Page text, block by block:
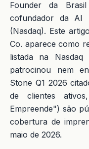
Founder da
cofundador da AI
(Nasdaq). Este
Co. aparece como
listada na
patrocinou nem
Stone Q1 2026
de clientes
Empreende") são
cobertura de
maio de 2026.